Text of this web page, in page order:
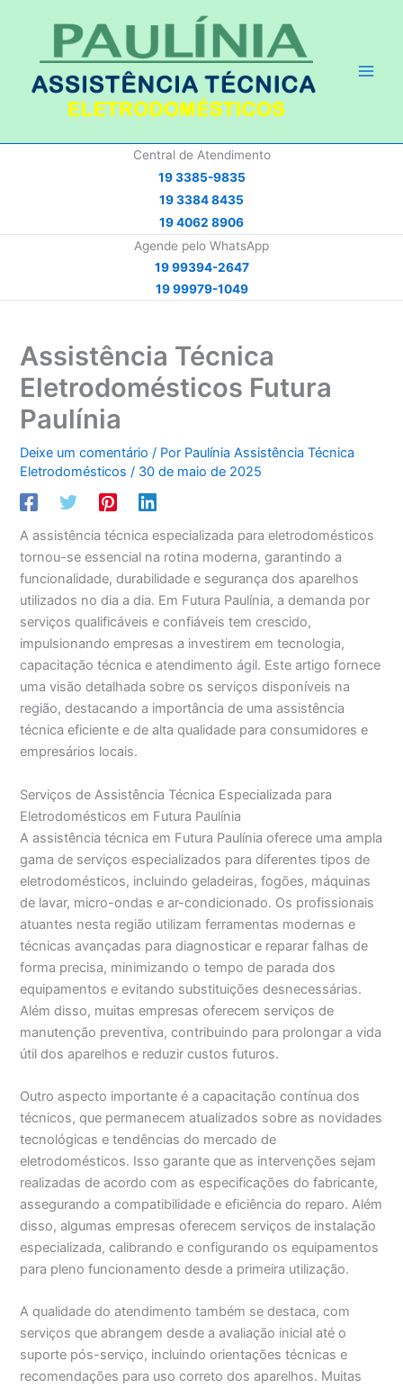
conteúdo
Central de Atendimento
19 3385-9835
19 3384 8435
19 4062 8906
Agende pelo WhatsApp
19 99394-2647
19 99979-1049
Assistência Técnica
Eletrodomésticos Futura
Paulínia
Deixe um comentário / Por Paulínia Assistência Técnica
Eletrodomésticos/ 30 de maio de 2025
A assistência técnica especializada para eletrodomésticos
tornou-se essencial na rotina moderna, garantindo a
funcionalidade, durabilidade e segurança dos aparelhos
utilizados no dia a dia. Em Futura Paulínia, a demanda por
serviços qualificáveis e confiáveis tem crescido,
impulsionando empresas a investirem em tecnologia,
capacitação técnica e atendimento ágil. Este artigo fornece
uma visão detalhada sobre os serviços disponíveis na
região, destacando a importância de uma assistência
técnica eficiente e de alta qualidade para consumidores e
empresários locais.
Serviços de Assistência Técnica Especializada para
Eletrodomésticos em Futura Paulínia
A assistência técnica em Futura Paulínia oferece uma ampla
gama de serviços especializados para diferentes tipos de
eletrodomésticos, incluindo geladeiras, fogões, máquinas
de lavar, micro-ondas e ar-condicionado. Os profissionais
atuantes nesta região utilizam ferramentas modernas e
técnicas avançadas para diagnosticar e reparar falhas de
forma precisa, minimizando o tempo de parada dos
equipamentos e evitando substituições desnecessárias.
Além disso, muitas empresas oferecem serviços de
manutenção preventiva, contribuindo para prolongar a vida
útil dos aparelhos e reduzir custos futuros.
Outro aspecto importante é a capacitação contínua dos
técnicos, que permanecem atualizados sobre as novidades
tecnológicas e tendências do mercado de
eletrodomésticos. Isso garante que as intervenções sejam
realizadas de acordo com as especificações do fabricante,
assegurando a compatibilidade e eficiência do reparo. Além
disso, algumas empresas oferecem serviços de instalação
especializada, calibrando e configurando os equipamentos
para pleno funcionamento desde a primeira utilização.
A qualidade do atendimento também se destaca, com
serviços que abrangem desde a avaliação inicial até o
suporte pós-serviço, incluindo orientações técnicas e
recomendações para uso correto dos aparelhos. Muitas